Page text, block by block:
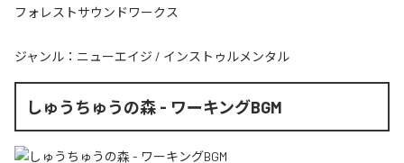
フォレストサウンドワークス
ジャンル： ニューエイジ / インストゥルメンタル
しゅうちゅうの森 - ワーキングBGM